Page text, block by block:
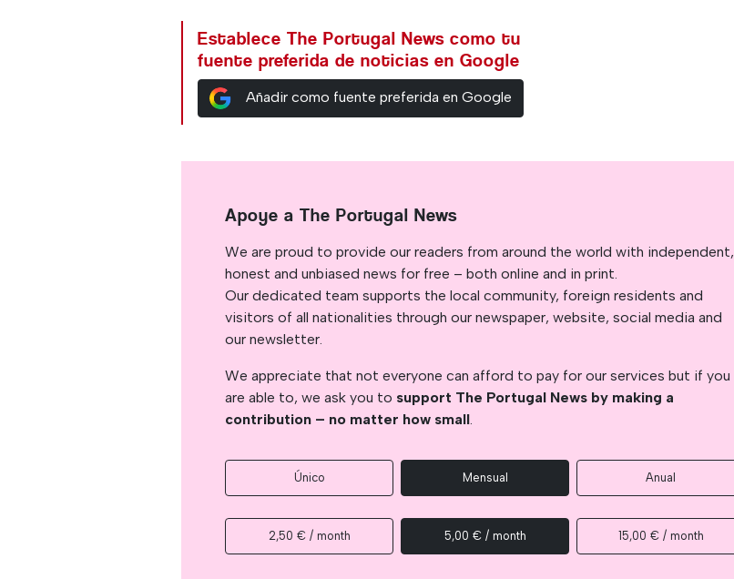
Establece The Portugal News como tu
fuente preferida de noticias en Google
Añadir como fuente preferida en Google
Apoye a The Portugal News
We are proud to provide our readers from around the world with independent,
honest and unbiased news for free – both online and in print.
Our dedicated team supports the local community, foreign residents and
visitors of all nationalities through our newspaper, website, social media and
our newsletter.
We appreciate that not everyone can afford to pay for our services but if you
are able to, we ask you to support The Portugal News by making a
contribution – no matter how small.
Único Mensual Anual
2,50 € / month 5,00 € / month 15,00 € / month